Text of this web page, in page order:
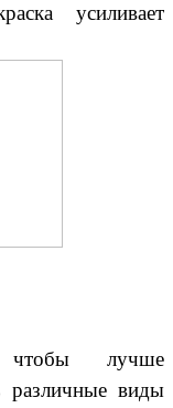
усиливает
чтобы лучше
различные виды